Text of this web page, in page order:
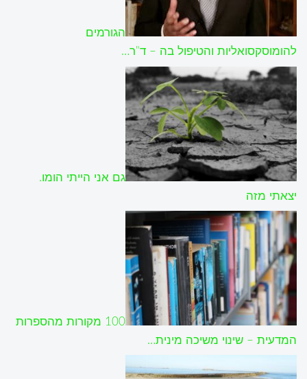
הגורמים
להומוסקסואליות והטיפול בה – ד"ר…
גם אני הייתי הומו.
יצאתי מזה
100 מקורות מהספרות
המדעית – שינוי משיכה מינית…